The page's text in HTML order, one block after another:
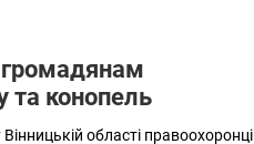
та конопель
області правоохоронці